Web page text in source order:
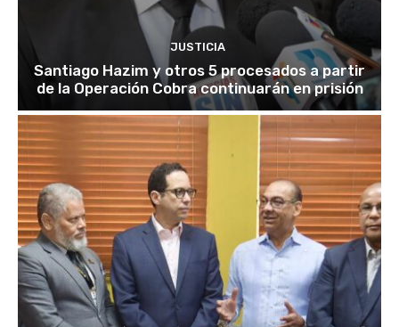
JUSTICIA
Santiago Hazim y otros 5 procesados a partir
de la Operación Cobra continuarán en prisión